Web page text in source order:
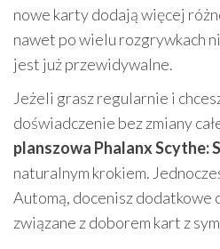
nowe karty dodają więcej
nawet po wielu rozgrywkach
jest już przewidywalne.
Jeżeli grasz regularnie i
doświadczenie bez zmiany
planszowa Phalanx Scythe:
naturalnym krokiem.
Automą, docenisz dodatkowe
związane z doborem kart z